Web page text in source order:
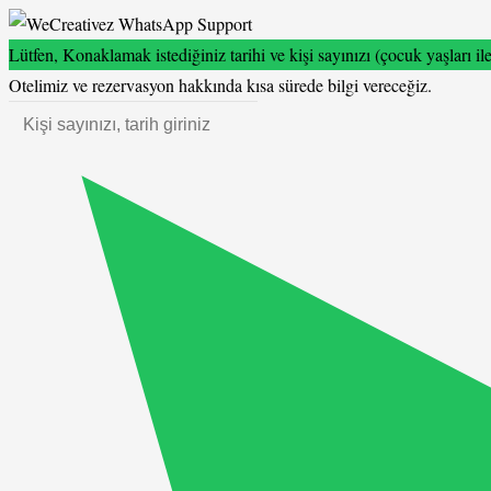
Lütfen, Konaklamak istediğiniz tarihi ve kişi sayınızı (çocuk yaşları
Otelimiz ve rezervasyon hakkında kısa sürede bilgi vereceğiz.